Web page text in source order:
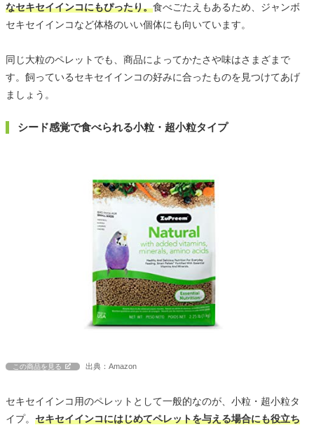
なセキセイインコにもぴったり。食べごたえもあるため、ジャンボ
セキセイインコなど体格のいい個体にも向いています。
同じ大粒のペレットでも、商品によってかたさや味はさまざまで
す。飼っているセキセイインコの好みに合ったものを見つけてあげ
ましょう。
シード感覚で食べられる小粒・超小粒タイプ
この商品を見る 出典：Amazon
セキセイインコ用のペレットとして一般的なのが、小粒・超小粒タ
イプ。 セキセイインコにはじめてペレットを与える場合にも役立ち